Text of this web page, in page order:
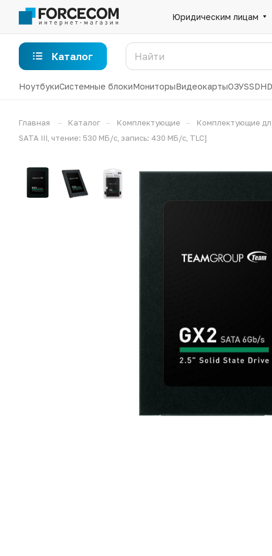
Юридическим лицам
Каталог
НоутбукиСистемные блокиМониторыВидеокартыОЗУSSD
Главная – Каталог – Комплектующие – Комплектующие
SATA III, чтение: 530 МБ/с, запись: 430 МБ/с, TLC]